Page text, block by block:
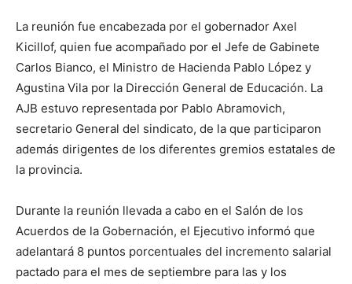
La reunión fue encabezada por el gobernador Axel
Kicillof, quien fue acompañado por el Jefe de Gabinete
Carlos Bianco, el Ministro de Hacienda Pablo López y
Agustina Vila por la Dirección General de Educación. La
AJB estuvo representada por Pablo Abramovich,
secretario General del sindicato, de la que participaron
además dirigentes de los diferentes gremios estatales de
la provincia.
Durante la reunión llevada a cabo en el Salón de los
Acuerdos de la Gobernación, el Ejecutivo informó que
adelantará 8 puntos porcentuales del incremento salarial
pactado para el mes de septiembre para las y los